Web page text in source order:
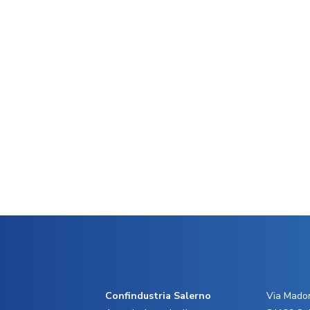
Confindustria Salerno
Via